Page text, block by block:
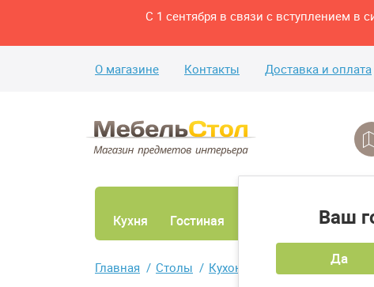
С 1 сентября в связи с вступлением в
О магазине Контакты Доставка и оплата
Ваш
Да
Кухня Гостиная Спальня
Главная Столы Кухонные и обеденные столы